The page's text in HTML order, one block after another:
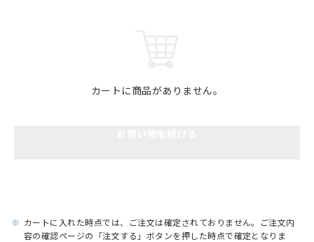
カートに商品がありません。
※ カートに入れた時点では、ご注文は確定されておりません。ご注文内
容の確認ページの「注文する」ボタンを押した時点で確定となりま